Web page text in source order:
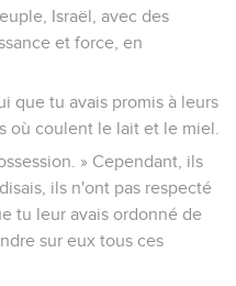
Israël, avec des
et force, en
que tu avais promis à leurs
où coulent le lait et le miel.
» Cependant, ils
ils n'ont pas respecté
tu leur avais ordonné de
sur eux tous ces